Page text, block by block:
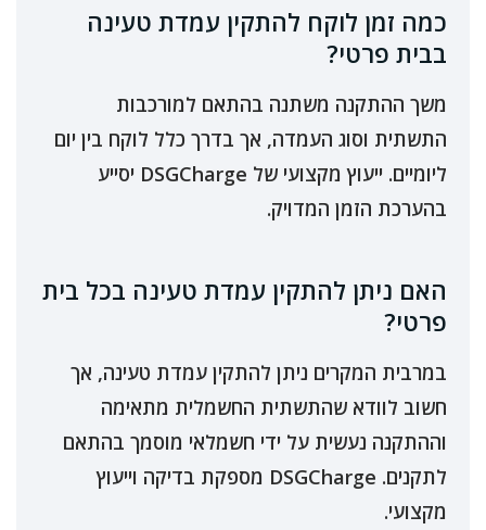
כמה זמן לוקח להתקין עמדת טעינה
בבית פרטי?
משך ההתקנה משתנה בהתאם למורכבות
התשתית וסוג העמדה, אך בדרך כלל לוקח בין יום
ליומיים. ייעוץ מקצועי של DSGCharge יסייע
בהערכת הזמן המדויק.
האם ניתן להתקין עמדת טעינה בכל בית
פרטי?
במרבית המקרים ניתן להתקין עמדת טעינה, אך
חשוב לוודא שהתשתית החשמלית מתאימה
וההתקנה נעשית על ידי חשמלאי מוסמך בהתאם
לתקנים. DSGCharge מספקת בדיקה וייעוץ
מקצועי.